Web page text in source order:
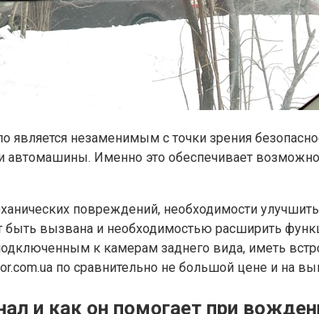
является незаменимым с точки зрения
автомашины. Именно это обеспечивает
повреждений, необходимости
вызвана и необходимостью расширить
к камерам заднего вида, иметь
по сравнительно не большой цене и на
и как он помогает при